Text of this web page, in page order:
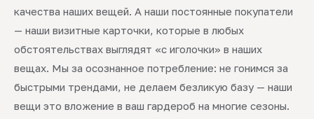
качества наших вещей. А наши постоянные покупатели
— наши визитные карточки, которые в любых
обстоятельствах выглядят «с иголочки» в наших
вещах. Мы за осознанное потребление: не гонимся за
быстрыми трендами, не делаем безликую базу — наши
вещи это вложение в ваш гардероб на многие сезоны.